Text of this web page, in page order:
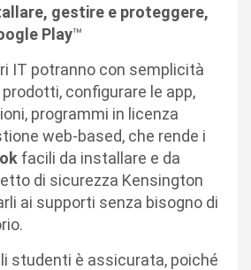
gestire e proteggere,
Play™
IT potranno con semplicità
configurare le app,
programmi in licenza
web-based, che rende i
facili da installare e da
di sicurezza Kensington
ai supporti senza bisogno di
studenti è assicurata, poiché